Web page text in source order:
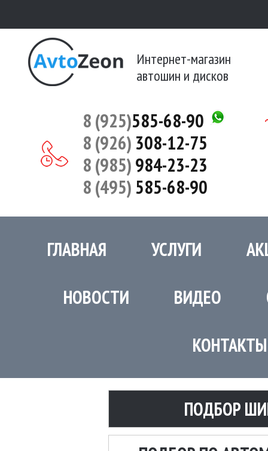
Интернет-магазин
автошин и дисков
8 (925)585-68-90
8 (926) 308-12-75
8 (985)984-23-23
8 (495)585-68-90
ГЛАВНАЯ УСЛУГИ
НОВОСТИ ВИДЕО
КОНТАКТЫ
ПОДБОР